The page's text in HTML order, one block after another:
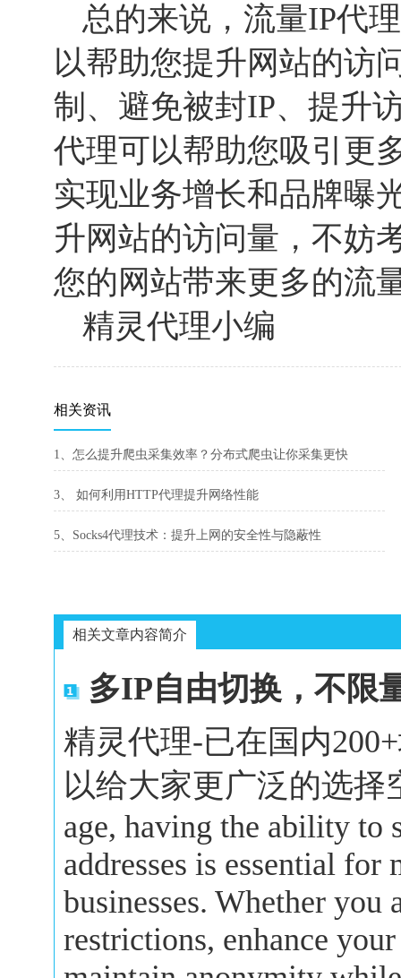
总的来说，流量IP代
以帮助您提升网站的访
制、避免被封IP、提升
代理可以帮助您吸引更
实现业务增长和品牌曝
升网站的访问量，不妨
您的网站带来更多的流
精灵代理小编
相关资讯
1、怎么提升爬虫采集效率？分布式爬虫让你采集更快
3、 如何利用HTTP代理提升网络性能
5、Socks4代理技术：提升上网的安全性与隐蔽性
相关文章内容简介
多IP自由切换，不限
精灵代理-已在国内
以给大家更广泛的选择
age, having the ability to
addresses is essential
businesses. Whether you
restrictions, enhance